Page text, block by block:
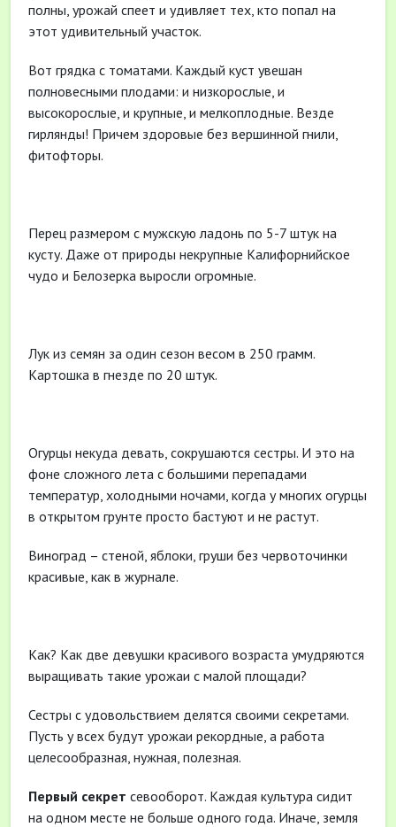
полны, урожай спеет и удивляет тех, кто попал на
этот удивительный участок.
Вот грядка с томатами. Каждый куст увешан
полновесными плодами: и низкорослые, и
высокорослые, и крупные, и мелкоплодные. Везде
гирлянды! Причем здоровые без вершинной гнили,
фитофторы.
Перец размером с мужскую ладонь по 5-7 штук на
кусту. Даже от природы некрупные Калифорнийское
чудо и Белозерка выросли огромные.
Лук из семян за один сезон весом в 250 грамм.
Картошка в гнезде по 20 штук.
Огурцы некуда девать, сокрушаются сестры. И это на
фоне сложного лета с большими перепадами
температур, холодными ночами, когда у многих огурцы
в открытом грунте просто бастуют и не растут.
Виноград – стеной, яблоки, груши без червоточинки
красивые, как в журнале.
Как? Как две девушки красивого возраста умудряются
выращивать такие урожаи с малой площади?
Сестры с удовольствием делятся своими секретами.
Пусть у всех будут урожаи рекордные, а работа
целесообразная, нужная, полезная.
Первый секрет севооборот. Каждая культура сидит
на одном месте не больше одного года. Иначе, земля